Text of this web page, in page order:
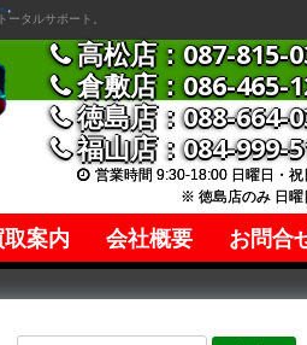
タルサポート。
高松店：087-815-
倉敷店：086-465-
徳島店：088-664-
福山店：084-999-
営業時間 9:30-18:00 日曜日・祝
※ 徳島店のみ 日曜
取案内 会社概要 お問合